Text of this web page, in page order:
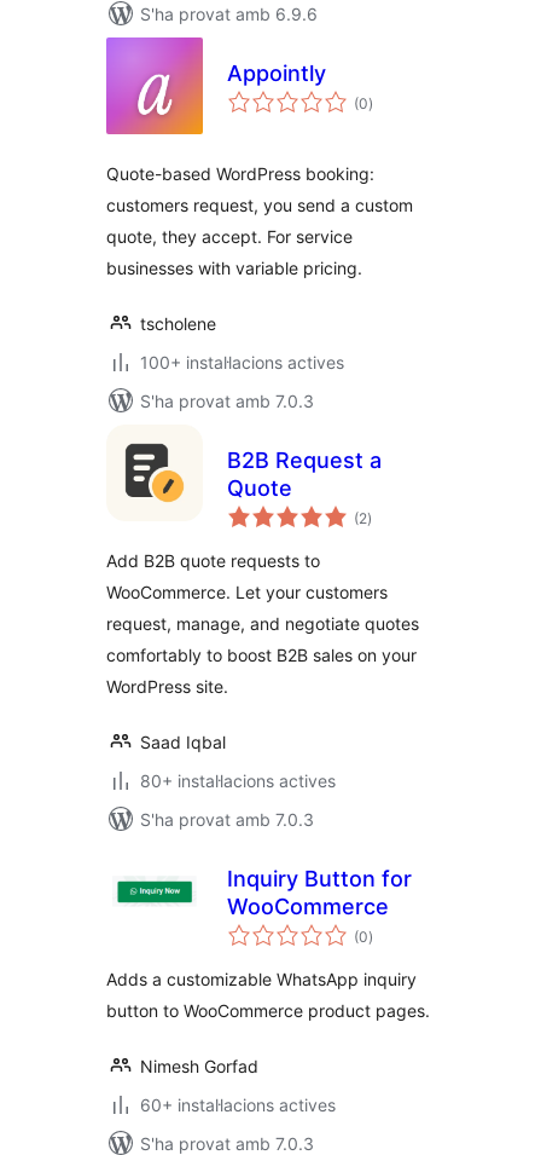
S'ha provat amb 6.9.6
Appointly
(0puntuacions
totals
)
Quote-based WordPress booking:
customers request, you send a custom
quote, they accept. For service
businesses with variable pricing.
tscholene
100+ instal·lacions actives
S'ha provat amb 7.0.3
B2B Request a
Quote
(2puntuacions
totals
)
Add B2B quote requests to
WooCommerce. Let your customers
request, manage, and negotiate quotes
comfortably to boost B2B sales on your
WordPress site.
Saad Iqbal
80+ instal·lacions actives
S'ha provat amb 7.0.3
Inquiry Button for
WooCommerce
(0puntuacions
totals
)
Adds a customizable WhatsApp inquiry
button to WooCommerce product pages.
Nimesh Gorfad
60+ instal·lacions actives
S'ha provat amb 7.0.3